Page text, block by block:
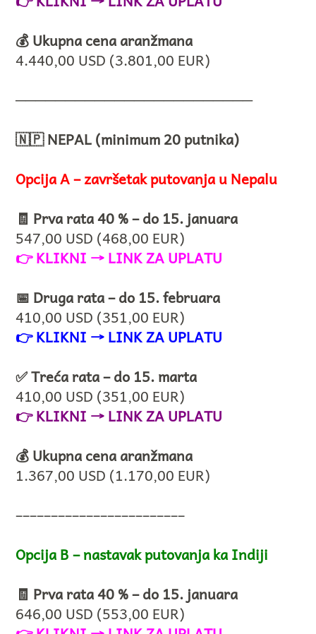
💰 Ukupna cena aranžmana
4.440,00 USD (3.801,00 EUR)
────────────────────────
🇳🇵 NEPAL (minimum 20 putnika)
Opcija A – završetak putovanja u Nepalu
🧾 Prva rata 40 % – do 15. januara
547,00 USD (468,00 EUR)
👉KLIKNI → LINK ZA UPLATU
📅 Druga rata – do 15. februara
410,00 USD (351,00 EUR)
👉KLIKNI → LINK ZA UPLATU
✅ Treća rata – do 15. marta
410,00 USD (351,00 EUR)
👉KLIKNI → LINK ZA UPLATU
💰 Ukupna cena aranžmana
1.367,00 USD (1.170,00 EUR)
––––––––––––––––––––––––
Opcija B – nastavak putovanja ka Indiji
🧾 Prva rata 40 % – do 15. januara
646,00 USD (553,00 EUR)